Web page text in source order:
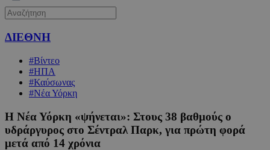
ΔΙΕΘΝΗ
#Βίντεο
#ΗΠΑ
#Καύσωνας
#Νέα Υόρκη
Η Νέα Υόρκη «ψήνεται»: Στους 38 βαθμούς ο
υδράργυρος στο Σέντραλ Παρκ, για πρώτη φορά
μετά από 14 χρόνια